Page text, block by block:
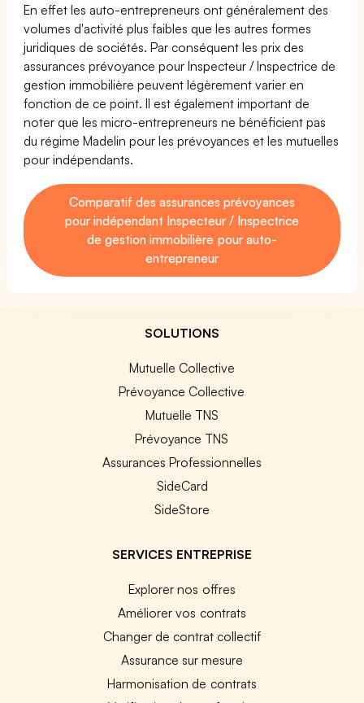
En effet les auto-entrepreneurs ont généralement des
volumes d'activité plus faibles que les autres formes
juridiques de sociétés. Par conséquent les prix des
assurances prévoyance pour Inspecteur / Inspectrice de
gestion immobilière peuvent légèrement varier en
fonction de ce point. Il est également important de
noter que les micro-entrepreneurs ne bénéficient pas
du régime Madelin pour les prévoyances et les mutuelles
pour indépendants.
Comparatif des assurances prévoyances
pour indépendant Inspecteur / Inspectrice
de gestion immobilière pour auto-
entrepreneur
SOLUTIONS
Mutuelle Collective
Prévoyance Collective
Mutuelle TNS
Prévoyance TNS
Assurances Professionnelles
SideCard
SideStore
SERVICES ENTREPRISE
Explorer nos offres
Améliorer vos contrats
Changer de contrat collectif
Assurance sur mesure
Harmonisation de contrats